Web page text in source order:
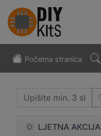
Početna stranica
LJETNA AKCIJA